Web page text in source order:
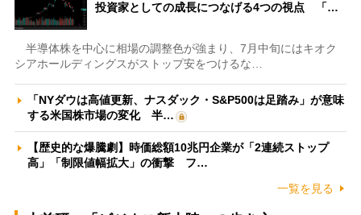
投資家としての成長につなげる4つの視点 「…
半導体株を中心に相場の調整色が強まり、7月中旬にはキオク
シアホールディングスがストップ安をつけるな…
「NYダウは高値更新、ナスダック・S&P500は足踏み」が意味
する米国株市場の変化 半…
【歴史的な爆騰劇】時価総額10兆円企業が「2連続ストップ
高」「制限値幅拡大」の衝撃 フ…
一覧を見る